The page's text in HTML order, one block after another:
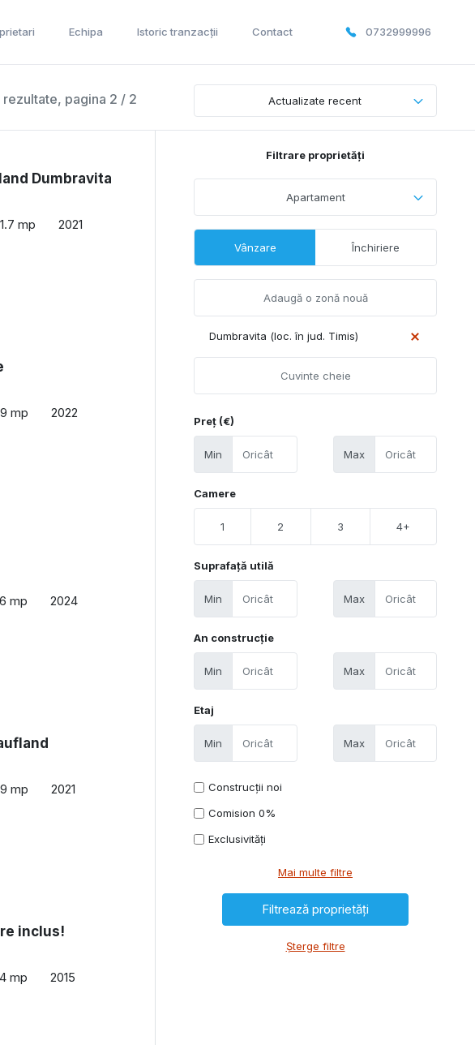
Echipa Istoric tranzacții Contact 0732999996
rezultate, pagina 2 / 2 Actualizate recent
Dumbravita
mp 2021
mp 2022
mp 2024
mp 2021
inclus!
mp 2015
Filtrare proprietăți
Apartament
Vânzare Închiriere
Dumbravita (loc. în jud. Timis)
Preț (€)
Min Max
Camere
1 2 3 4+
Suprafață utilă
Min Max
An construcție
Min Max
Etaj
Min Max
Construcții noi
Comision 0%
Exclusivități
Mai multe filtre
Șterge filtre